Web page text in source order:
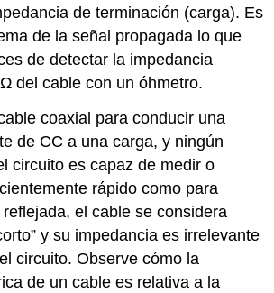
de terminación (carga). Es
de la señal propagada lo que
de detectar la impedancia
del cable con un óhmetro.
coaxial para conducir una
de CC a una carga, y ningún
circuito es capaz de medir o
rápido como para
reflejada, el cable se considera
y su impedancia es irrelevante
circuito. Observe cómo la
de un cable es relativa a la